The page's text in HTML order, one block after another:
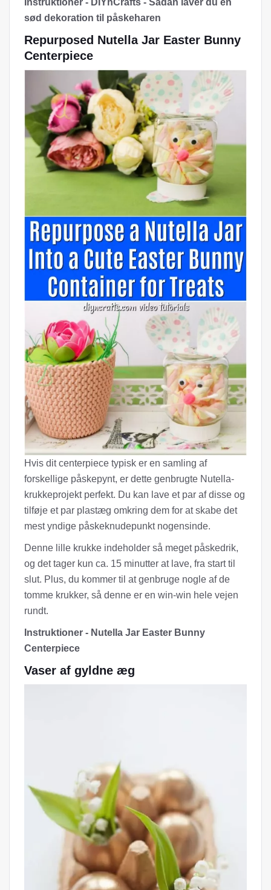
sød dekoration til påskeharen
Repurposed Nutella Jar Easter Bunny
Centerpiece
Hvis dit centerpiece typisk er en samling af
forskellige påskepynt, er dette genbrugte Nutella-
krukkeprojekt perfekt. Du kan lave et par af disse og
tilføje et par plastæg omkring dem for at skabe det
mest yndige påskeknudepunkt nogensinde.
Denne lille krukke indeholder så meget påskedrik,
og det tager kun ca. 15 minutter at lave, fra start til
slut. Plus, du kommer til at genbruge nogle af de
tomme krukker, så denne er en win-win hele vejen
rundt.
Instruktioner - Nutella Jar Easter Bunny
Centerpiece
Vaser af gyldne æg